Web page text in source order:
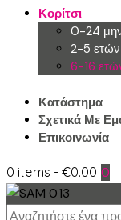
Κορίτσι
0-24
2-5 ετών
6-16
Κατάστημα
Σχετικά Με
Επικοινωνία
0 items -€0.00 0